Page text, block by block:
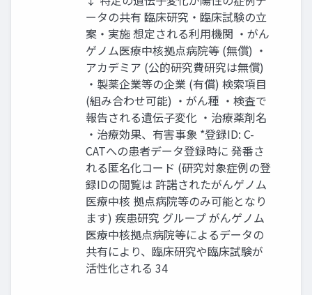
ータの共有 臨床研究・臨床試験の立
案・実施 想定される利用機関 ・がん
ゲノム医療中核拠点病院等 (無償) ・
アカデミア (公的研究費研究は無償)
・製薬企業等の企業 (有償) 検索項目
(組み合わせ可能) ・がん種 ・検査で
報告される遺伝子変化 ・治療薬剤名
・治療効果、有害事象 *登録ID: C-
CATへの患者データ登録時に 発番さ
れる匿名化コード (研究対象症例の登
録IDの閲覧は 許諾されたがんゲノム
医療中核 拠点病院等のみ可能となり
ます) 疾患研究 グループ がんゲノム
医療中核拠点病院等によるデータの
共有により、臨床研究や臨床試験が
活性化される 34